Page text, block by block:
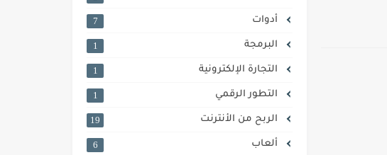
أدوات 7
البرمجة 1
التجارة الإلكترونية 1
التطور الرقمي 1
الربح من الأنترنت 19
ألعاب 6